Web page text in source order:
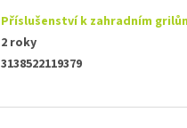
Příslušenství k zahradním
2 roky
3138522119379